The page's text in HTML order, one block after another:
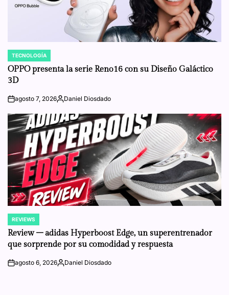
POSTED
IN
TECNOLOGÍA
OPPO presenta la serie Reno16 con su Diseño Galáctico
3D
onagosto 7, 2026Posted
Daniel Diosdado
POSTED
IN
REVIEWS
Review – adidas Hyperboost Edge, un superentrenador
que sorprende por su comodidad y respuesta
onagosto 6, 2026Posted
Daniel Diosdado